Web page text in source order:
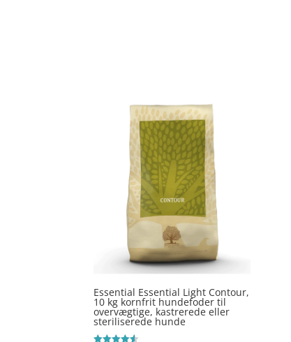
Essential Essential Light Contour,
10 kg kornfrit hundefoder til
overvægtige, kastrerede eller
steriliserede hunde